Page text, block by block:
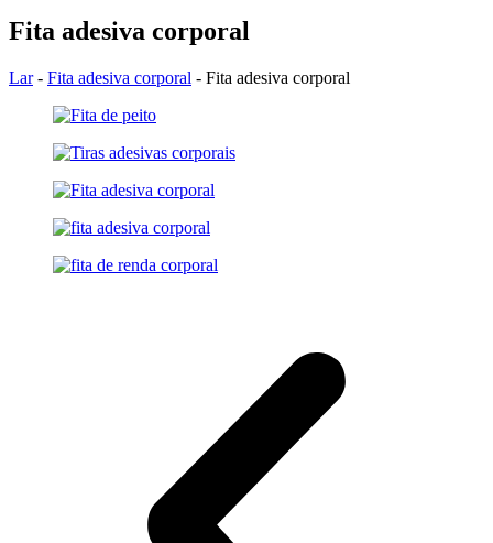
Fita adesiva corporal
Lar- Fita adesiva corporal - Fita adesiva corporal